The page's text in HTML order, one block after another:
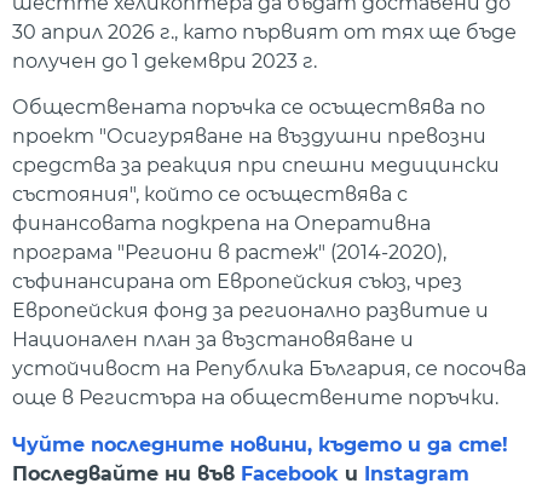
30 април 2026 г., като първият от тях ще бъде
получен до 1 декември 2023 г.
Обществената поръчка се осъществява по
проект "Осигуряване на въздушни превозни
средства за реакция при спешни медицински
състояния", който се осъществява с
финансовата подкрепа на Оперативна
програма "Региони в растеж" (2014-2020),
съфинансирана от Европейския съюз, чрез
Европейския фонд за регионално развитие и
Национален план за възстановяване и
устойчивост на Република България, се посочва
още в Регистъра на обществените поръчки.
Чуйте последните новини, където и да сте!
Последвайте ни във Facebook и Instagram